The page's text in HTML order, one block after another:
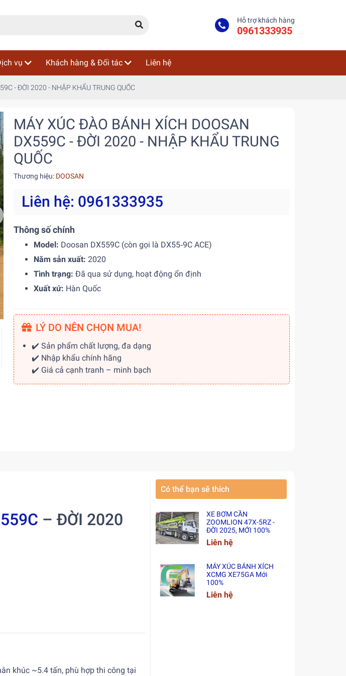
Hỗ trợ khách hàng
0961333935
vụ Khách hàng & Đối tác Liên hệ
- ĐỜI 2020 - NHẬP KHẨU TRUNG QUỐC
MÁY XÚC ĐÀO BÁNH XÍCH DOOSAN
DX559C - ĐỜI 2020 - NHẬP KHẨU TRUNG
QUỐC
Thương hiệu: DOOSAN
Liên hệ: 0961333935
Thông số chính
Model: Doosan DX559C (còn gọi là DX55‑9C ACE)
Năm sản xuất: 2020
Tình trạng: Đã qua sử dụng, hoạt động ổn định
Xuất xứ: Hàn Quốc
LÝ DO NÊN CHỌN MUA!
✔️ Sản phẩm chất lượng, đa dạng
✔️ Nhập khẩu chính hãng
✔️ Giá cả cạnh tranh – minh bạch
– ĐỜI 2020
khúc ~5.4 tấn, phù hợp thi công tại
Có thể bạn sẽ thích
XE BƠM CẦN
ZOOMLION 47X-5RZ -
ĐỜI 2025, MỚI 100%
Liên hệ
MÁY XÚC BÁNH XÍCH
XCMG XE75GA Mới
100%
Liên hệ